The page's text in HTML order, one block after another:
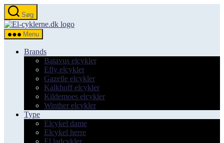
Spring
til
indholdet
Søg
el-
Menu
Brands
Batavus elcykler
Efly elcykler
Gazelle elcykler
Kalkhoff elcykler
Kildemoes elcykler
Winther elcykler
Type
Elcykel dame
Elcykel herre
El ladcykler